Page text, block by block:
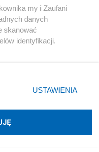
z o. o. © 2022
my i Zaufani
danych
skanować
identyfikacji.
ustawień prywatności
strony
wymagają zgody
się takiemu
USTAWIENIA